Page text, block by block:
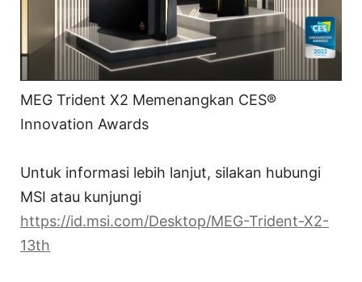
MEG Trident X2 Memenangkan CES®
Innovation Awards
Untuk informasi lebih lanjut, silakan hubungi
MSI atau kunjungi
https://id.msi.com/Desktop/MEG-Trident-X2-
13th